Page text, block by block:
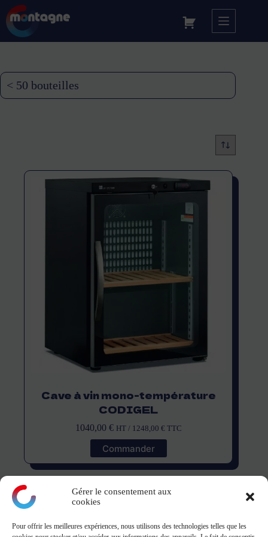
Gérer le consentement aux
cookies
Pour offrir les meilleures expériences, nous utilisons des technologies telles que les
< 50 bouteilles
Cave à vin mono-température
CODIGEL
1040,00 € HT / 1248,00 € TTC
Commander
montagne